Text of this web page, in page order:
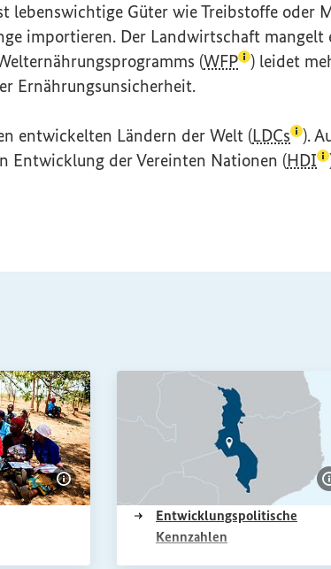
lebenswichtige Güter wie Treibstoffe oder
importieren. Der Landwirtschaft mangelt
(WFP(Lexikon-
) leidet
Ernährungsunsicherheit.
entwickelten Ländern der Welt (LDCs
).
Entwicklung der Vereinten Nationen (HDI
Bildinformationen einblenden
Entwicklungspolitische
Kennzahlen